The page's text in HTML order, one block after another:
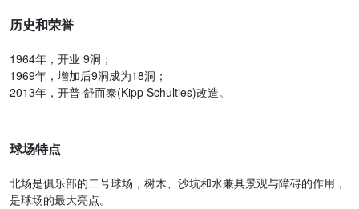
历史和荣誉
1964年，开业 9洞；
1969年，增加后9洞成为18洞；
2013年，开普·舒而泰(Kipp Schulties)改造。
球场特点
北场是俱乐部的二号球场，树木、沙坑和水兼具景观与障碍的作用，
是球场的最大亮点。